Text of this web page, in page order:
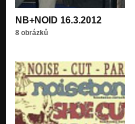
NB+NOID 16.3.2012
8 obrázků